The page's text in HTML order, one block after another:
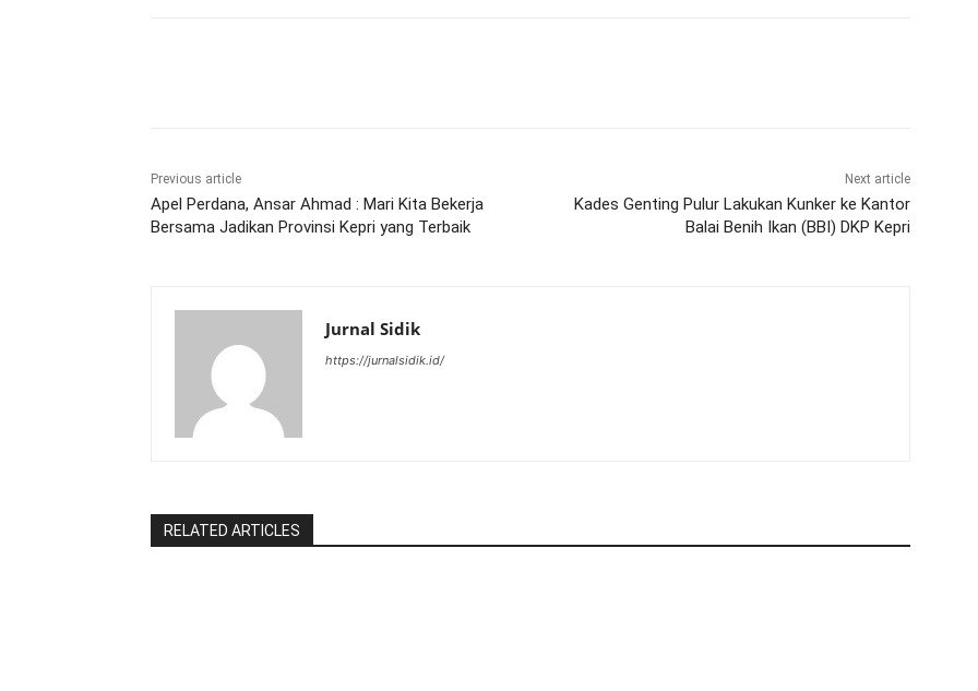
Previous article
Apel Perdana, Ansar Ahmad : Mari Kita Bekerja
Bersama Jadikan Provinsi Kepri yang Terbaik
Next article
Kades Genting Pulur Lakukan Kunker ke Kantor
Balai Benih Ikan (BBI) DKP Kepri
Jurnal Sidik
https://jurnalsidik.id/
RELATED ARTICLES